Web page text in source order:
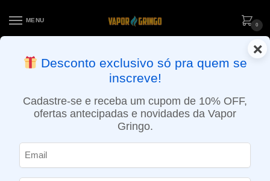
MENU
0
ENTREGA NO MESMO DIA EM SÃO PAULO (SEG A SEX): PEDIDOS
APROVADOS ATÉ 15:30 VIA MOTOBOY
×
Desconto exclusivo só pra quem se
inscreve!
Cadastre-se e receba um cupom de 10% OFF,
ofertas antecipadas e novidades da Vapor
Gringo.